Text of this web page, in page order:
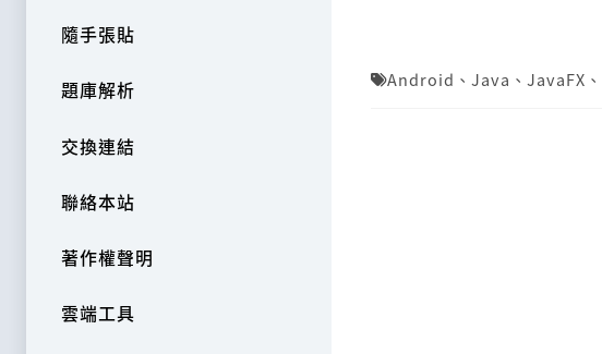
隨手張貼
題庫解析
交換連結
聯絡本站
著作權聲明
雲端工具
Android 、 Java 、 JavaFX 、